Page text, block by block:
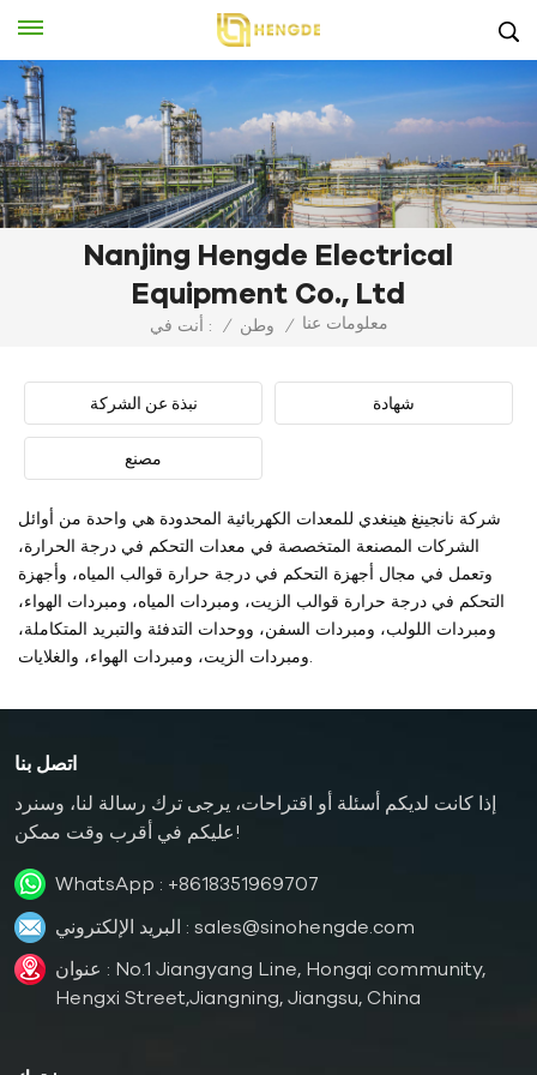
Nanjing Hengde Electrical
Equipment Co., Ltd
أنت في : / وطن / معلومات عنا
نبذة عن الشركة شهادة
مصنع
شركة نانجينغ هينغدي للمعدات الكهربائية المحدودة هي واحدة من أوائل
الشركات المصنعة المتخصصة في معدات التحكم في درجة الحرارة،
وتعمل في مجال أجهزة التحكم في درجة حرارة قوالب المياه، وأجهزة
التحكم في درجة حرارة قوالب الزيت، ومبردات المياه، ومبردات الهواء،
ومبردات اللولب، ومبردات السفن، ووحدات التدفئة والتبريد المتكاملة،
اتصل بنا
إذا كانت لديكم أسئلة أو اقتراحات، يرجى ترك رسالة لنا، وسنرد
عليكم في أقرب وقت ممكن!
WhatsApp : +8618351969707
البريد الإلكتروني : sales@sinohengde.com
عنوان : No.1 Jiangyang Line, Hongqi community,
Hengxi Street,Jiangning, Jiangsu, China